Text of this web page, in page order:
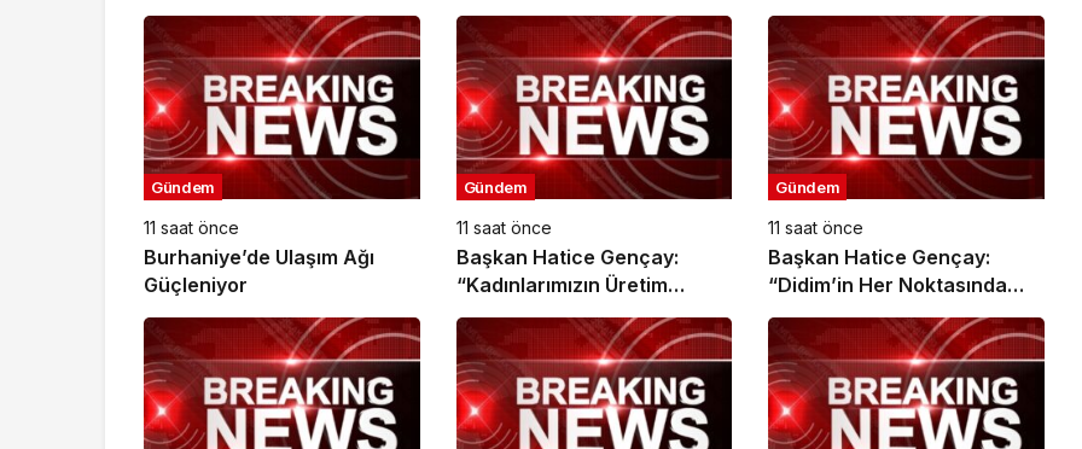
Gündem
11 saat önce
Burhaniye’de Ulaşım Ağı
Güçleniyor
Gündem
11 saat önce
Başkan Hatice Gençay:
“Kadınlarımızın Üretim
Gücünü Destekliyoruz”
Gündem
11 saat önce
Başkan Hatice Gençay:
“Didim’in Her Noktasında
Gece Gündüz Sahadayız”